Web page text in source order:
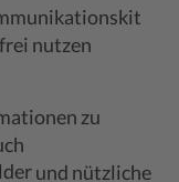
nutzen
zu
nützliche